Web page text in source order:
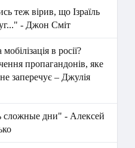
теж вірив, що Ізраїль
- Джон Сміт
в росії?
пропагандонів, яке
заперечує – Джулія
сложные дни" - Алексей